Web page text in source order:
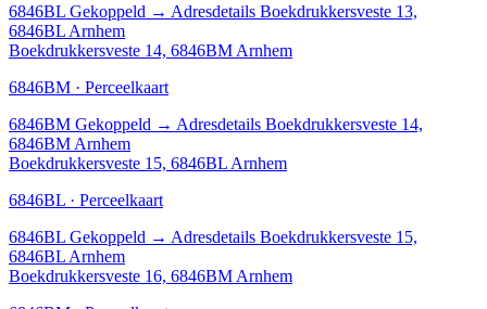
6846BL Gekoppeld → Adresdetails Boekdrukkersveste 13,
6846BL Arnhem
Boekdrukkersveste 14, 6846BM Arnhem
6846BM · Perceelkaart
6846BM Gekoppeld → Adresdetails Boekdrukkersveste 14,
6846BM Arnhem
Boekdrukkersveste 15, 6846BL Arnhem
6846BL · Perceelkaart
6846BL Gekoppeld → Adresdetails Boekdrukkersveste 15,
6846BL Arnhem
Boekdrukkersveste 16, 6846BM Arnhem